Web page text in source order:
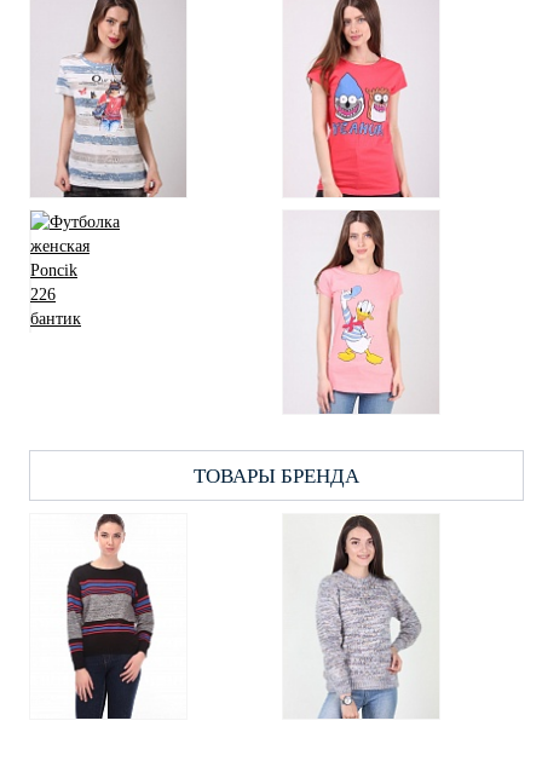
ТОВАРЫ БРЕНДА